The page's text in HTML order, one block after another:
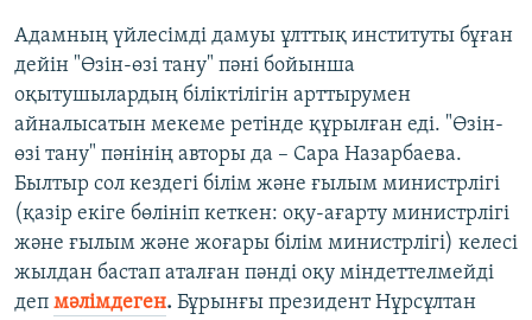
Адамның үйлесімді дамуы ұлттық институты бұған
дейін "Өзін-өзі тану" пәні бойынша
оқытушылардың біліктілігін арттырумен
айналысатын мекеме ретінде құрылған еді. "Өзін-
өзі тану" пәнінің авторы да – Сара Назарбаева.
Былтыр сол кездегі білім және ғылым министрлігі
(қазір екіге бөлініп кеткен: оқу-ағарту министрлігі
және ғылым және жоғары білім министрлігі) келесі
жылдан бастап аталған пәнді оқу міндеттелмейді
деп мәлімдеген. Бұрынғы президент Нұрсұлтан